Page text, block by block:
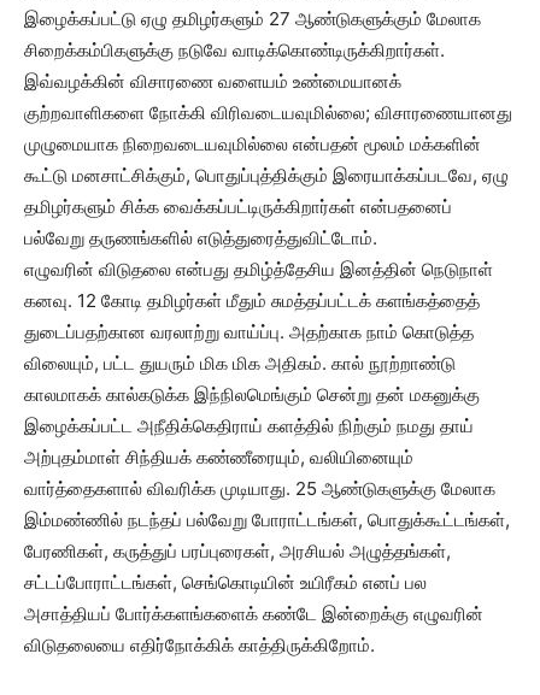
இழைக்கப்பட்டு ஏழு தமிழர்களும் 27 ஆண்டுகளுக்கும் மேலாக
சிறைக்கம்பிகளுக்கு நடுவே வாடிக்கொண்டிருக்கிறார்கள்.
இவ்வழக்கின் விசாரணை வளையம் உண்மையானக்
குற்றவாளிகளை நோக்கி விரிவடையவுமில்லை; விசாரணையானது
முழுமையாக நிறைவடையவுமில்லை என்பதன் மூலம் மக்களின்
கூட்டு மனசாட்சிக்கும், பொதுப்புத்திக்கும் இரையாக்கப்படவே, ஏழு
தமிழர்களும் சிக்க வைக்கப்பட்டிருக்கிறார்கள் என்பதனைப்
பல்வேறு தருணங்களில் எடுத்துரைத்துவிட்டோம்.
எழுவரின் விடுதலை என்பது தமிழ்த்தேசிய இனத்தின் நெடுநாள்
கனவு. 12 கோடி தமிழர்கள் மீதும் சுமத்தப்பட்டக் களங்கத்தைத்
துடைப்பதற்கான வரலாற்று வாய்ப்பு. அதற்காக நாம் கொடுத்த
விலையும், பட்ட துயரும் மிக மிக அதிகம். கால் நூற்றாண்டு
காலமாகக் கால்கடுக்க இந்நிலமெங்கும் சென்று தன் மகனுக்கு
இழைக்கப்பட்ட அநீதிக்கெதிராய் களத்தில் நிற்கும் நமது தாய்
அற்புதம்மாள் சிந்தியக் கண்ணீரையும், வலியினையும்
வார்த்தைகளால் விவரிக்க முடியாது. 25 ஆண்டுகளுக்கு மேலாக
இம்மண்ணில் நடந்தப் பல்வேறு போராட்டங்கள், பொதுக்கூட்டங்கள்,
பேரணிகள், கருத்துப் பரப்புரைகள், அரசியல் அழுத்தங்கள்,
சட்டப்போராட்டங்கள், செங்கொடியின் உயிரீகம் எனப் பல
அசாத்தியப் போர்க்களங்களைக் கண்டே இன்றைக்கு எழுவரின்
விடுதலையை எதிர்நோக்கிக் காத்திருக்கிறோம்.